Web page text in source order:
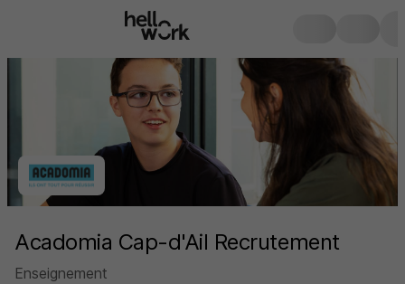
Acadomia Cap-d'Ail Recrutement
Enseignement